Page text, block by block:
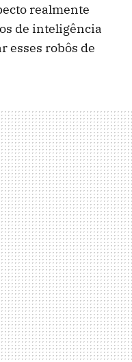
realmente
de inteligência
esses robôs de